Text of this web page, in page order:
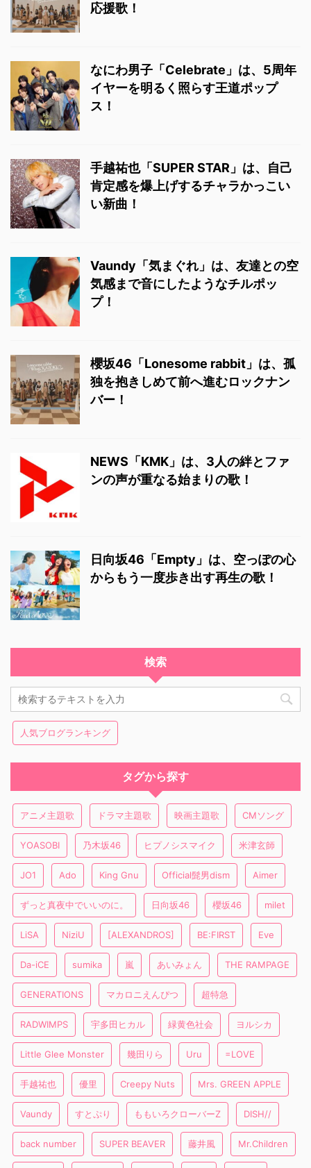
応援歌！
なにわ男子「Celebrate」は、5周年
イヤーを明るく照らす王道ポップ
ス！
手越祐也「SUPER STAR」は、自己
肯定感を爆上げするチャラかっこい
い新曲！
Vaundy「気まぐれ」は、友達との空
気感まで音にしたようなチルポッ
プ！
櫻坂46「Lonesome rabbit」は、孤
独を抱きしめて前へ進むロックナン
バー！
NEWS「KMK」は、3人の絆とファ
ンの声が重なる始まりの歌！
日向坂46「Empty」は、空っぽの心
からもう一度歩き出す再生の歌！
検索
人気ブログランキング
タグから探す
アニメ主題歌 ドラマ主題歌 映画主題歌 CMソング
YOASOBI 乃木坂46 ヒプノシスマイク 米津玄師
JO1 Ado King Gnu Official髭男dism Aimer
ずっと真夜中でいいのに。 日向坂46 櫻坂46 milet
LiSA NiziU [ALEXANDROS] BE:FIRST Eve
Da-iCE sumika 嵐 あいみょん THE RAMPAGE
GENERATIONS マカロニえんぴつ 超特急
RADWIMPS 宇多田ヒカル 緑黄色社会 ヨルシカ
Little Glee Monster 幾田りら Uru =LOVE
手越祐也 優里 Creepy Nuts Mrs. GREEN APPLE
Vaundy すとぷり ももいろクローバーZ DISH//
back number SUPER BEAVER 藤井風 Mr.Children